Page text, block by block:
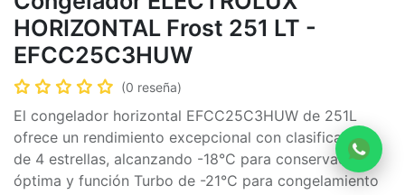
HORIZONTAL Frost 251 LT -
EFCC25C3HUW
(0 reseña)
El congelador horizontal EFCC25C3HUW de 251L
ofrece un rendimiento excepcional con clasificación
de 4 estrellas, alcanzando -18°C para conservación
óptima y función Turbo de -21°C para congelamiento